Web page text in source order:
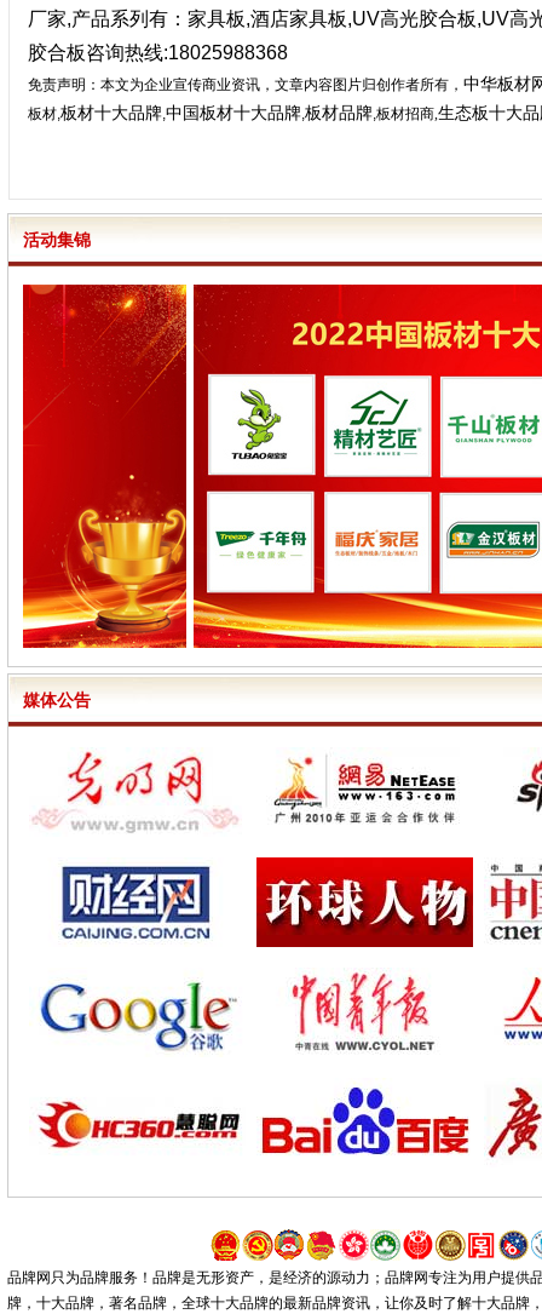
厂家,产品系列有： 家具板,酒店家具板,UV高光胶合板,UV高
胶合板咨询热线:18025988368
免责声明：本文为企业宣传商业资讯，文章内容图片归创作者所有， 中华板材
板材,板材十大品牌,中国板材十大品牌,板材品牌,板材招商,生态板十大
活动集锦
媒体公告
品牌网只为品牌服务！品牌是无形资产，是经济的源动力；品牌网专注为用户提
牌，十大品牌，著名品牌，全球十大品牌的最新品牌资讯，让你及时了解十大品牌